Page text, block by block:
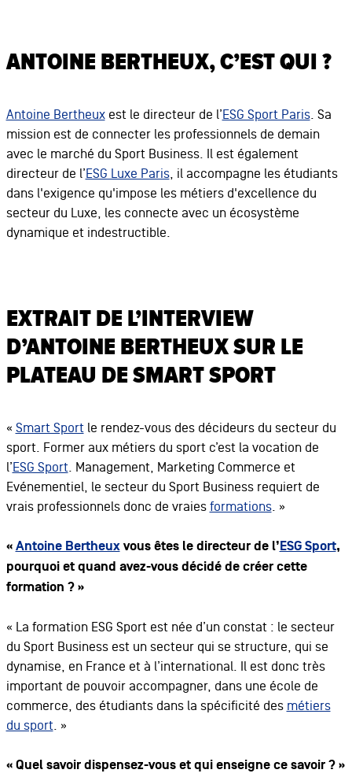
ANTOINE BERTHEUX, C’EST QUI ?
Antoine Bertheuxest le directeur de l’ESG Sport Paris. Sa
mission est de connecter les professionnels de demain
avec le marché du Sport Business. Il est également
directeur de l’ESG Luxe Paris, il accompagne les étudiants
dans l'exigence qu'impose les métiers d'excellence du
secteur du Luxe, les connecte avec un écosystème
dynamique et indestructible.
EXTRAIT DE L’INTERVIEW
D’ANTOINE BERTHEUX SUR LE
PLATEAU DE SMART SPORT
« Smart Sportle rendez-vous des décideurs du secteur du
sport. Former aux métiers du sport c’est la vocation de
l’ESG Sport. Management, Marketing Commerce et
Evénementiel, le secteur du Sport Business requiert de
vrais professionnels donc de vraies formations. »
«Antoine Bertheuxvous êtes le directeur de l’ESG Sport,
pourquoi et quand avez-vous décidé de créer cette
formation ? »
« La formation ESG Sport est née d’un constat : le secteur
du Sport Business est un secteur qui se structure, qui se
dynamise, en France et à l’international. Il est donc très
important de pouvoir accompagner, dans une école de
commerce, des étudiants dans la spécificité des métiers
du sport. »
« Quel savoir dispensez-vous et qui enseigne ce savoir ? »